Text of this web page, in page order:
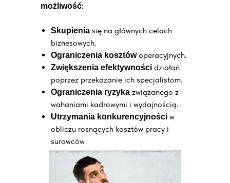
możliwość:
Skupienia się na głównych celach
biznesowych.
Ograniczenia kosztówoperacyjnych.
Zwiększenia efektywności działań
poprzez przekazanie ich specjalistom.
Ograniczenia ryzyka związanego z
wahaniami kadrowymi i wydajnością.
Utrzymania konkurencyjności w
obliczu rosnących kosztów pracy i
surowców